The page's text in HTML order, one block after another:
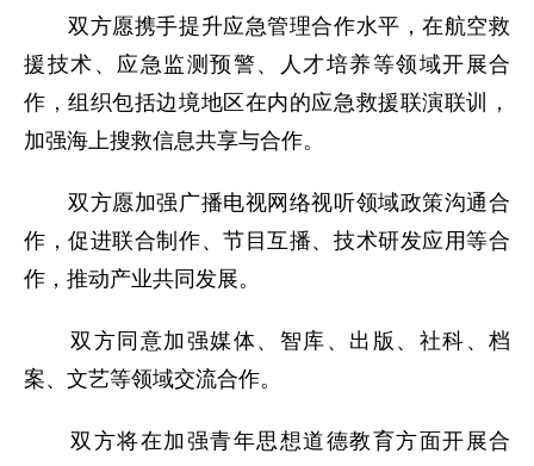
双方愿携手提升应急管理合作水平，在航空救
援技术、应急监测预警、人才培养等领域开展合
作，组织包括边境地区在内的应急救援联演联训，
加强海上搜救信息共享与合作。
双方愿加强广播电视网络视听领域政策沟通合
作，促进联合制作、节目互播、技术研发应用等合
作，推动产业共同发展。
双方同意加强媒体、智库、出版、社科、档
案、文艺等领域交流合作。
双方将在加强青年思想道德教育方面开展合